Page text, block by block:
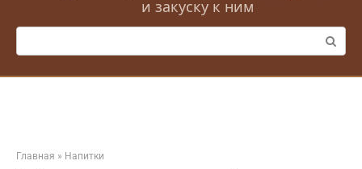
и закуску к ним
Поиск:
Главная » Напитки